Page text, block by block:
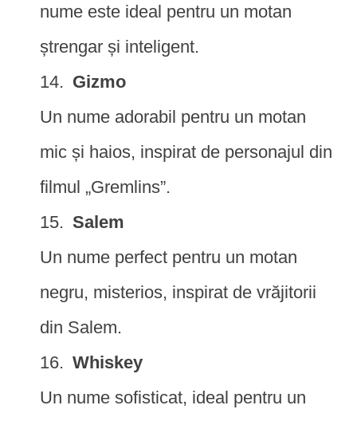
nume este ideal pentru un motan
ștrengar și inteligent.
Gizmo
Un nume adorabil pentru un motan
mic și haios, inspirat de personajul din
filmul „Gremlins”.
Salem
Un nume perfect pentru un motan
negru, misterios, inspirat de vrăjitorii
din Salem.
Whiskey
Un nume sofisticat, ideal pentru un